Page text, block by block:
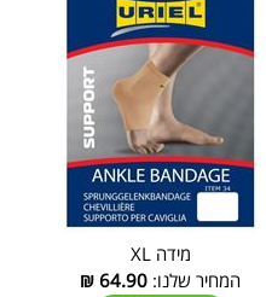
מידה XL
המחיר שלנו: 64.90
₪